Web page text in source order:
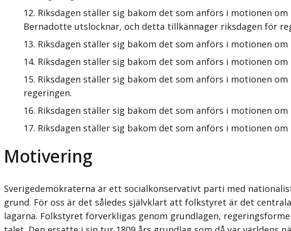
Riksdagen ställer sig bakom det som anförs i motionen
Bernadotte utslocknar, och detta tillkännager riksdagen för
Riksdagen ställer sig bakom det som anförs i motionen
Riksdagen ställer sig bakom det som anförs i motionen
Riksdagen ställer sig bakom det som anförs i motionen
regeringen.
Riksdagen ställer sig bakom det som anförs i motionen
Riksdagen ställer sig bakom det som anförs i motionen
Motivering
Sverigedemokraterna är ett socialkonservativt parti med
grund. För oss är det således självklart att folkstyret är det
lagarna. Folkstyret förverkligas genom grund­lagen,